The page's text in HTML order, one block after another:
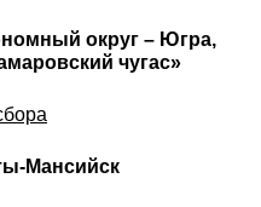
округ – Югра,
чугас»
Мансийск